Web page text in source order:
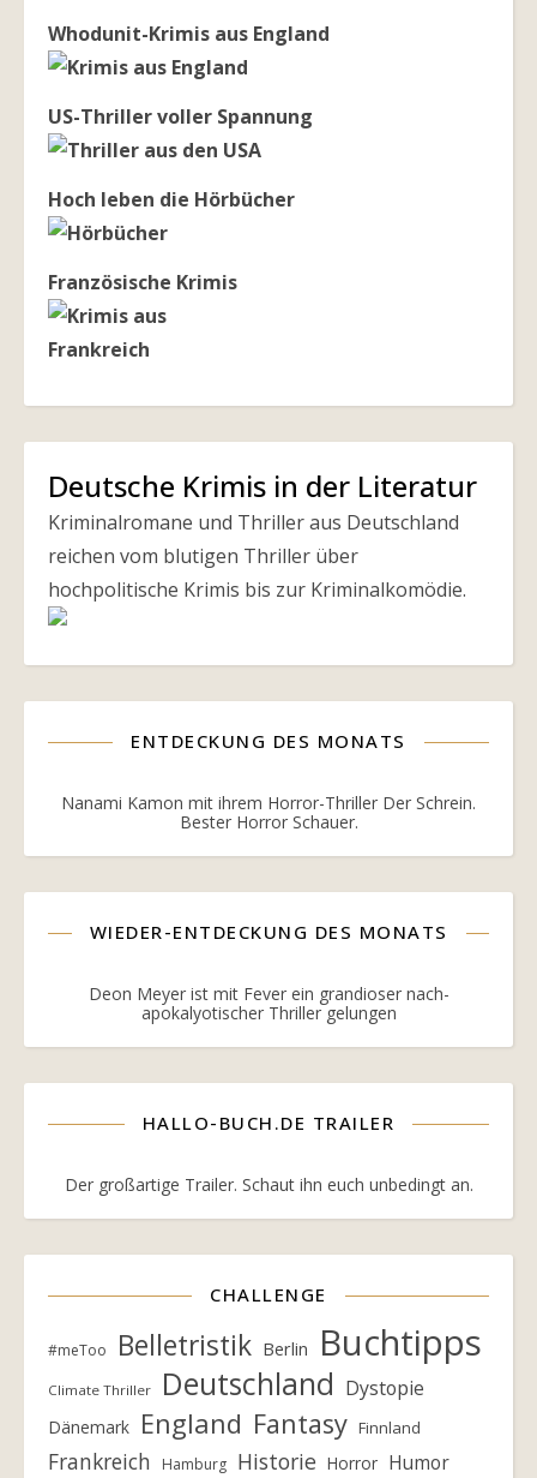
Whodunit-Krimis aus England
US-Thriller voller Spannung
Hoch leben die Hörbücher
Französische Krimis
Deutsche Krimis in der Literatur
Kriminalromane und Thriller aus Deutschland
reichen vom blutigen Thriller über
hochpolitische Krimis bis zur Kriminalkomödie.
ENTDECKUNG DES MONATS
Nanami Kamon mit ihrem Horror-Thriller Der Schrein.
Bester Horror Schauer.
WIEDER-ENTDECKUNG DES MONATS
Deon Meyer ist mit Fever ein grandioser nach-
apokalyotischer Thriller gelungen
HALLO-BUCH.DE TRAILER
Der großartige Trailer. Schaut ihn euch unbedingt an.
CHALLENGE
#meToo Belletristik Berlin Buchtipps
Climate Thriller Deutschland Dystopie
Dänemark England Fantasy Finnland
Frankreich Hamburg Historie Horror Humor